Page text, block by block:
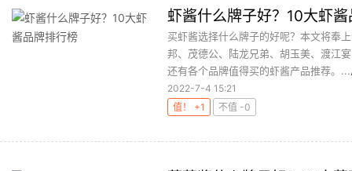
虾酱什么牌子好？10大虾
买虾酱选择什么牌子的好呢？本文将奉
邦、茂德公、陆龙兄弟、胡玉美、渡江
还有各个品牌值得买的虾酱产品推荐。...
2022-7-4 15:21
值！ +1
不值 -0